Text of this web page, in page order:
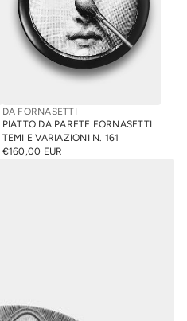
DA FORNASETTI
PIATTO DA PARETE FORNASETTI
TEMI E VARIAZIONI N. 161
PREZZO
€160,00 EUR